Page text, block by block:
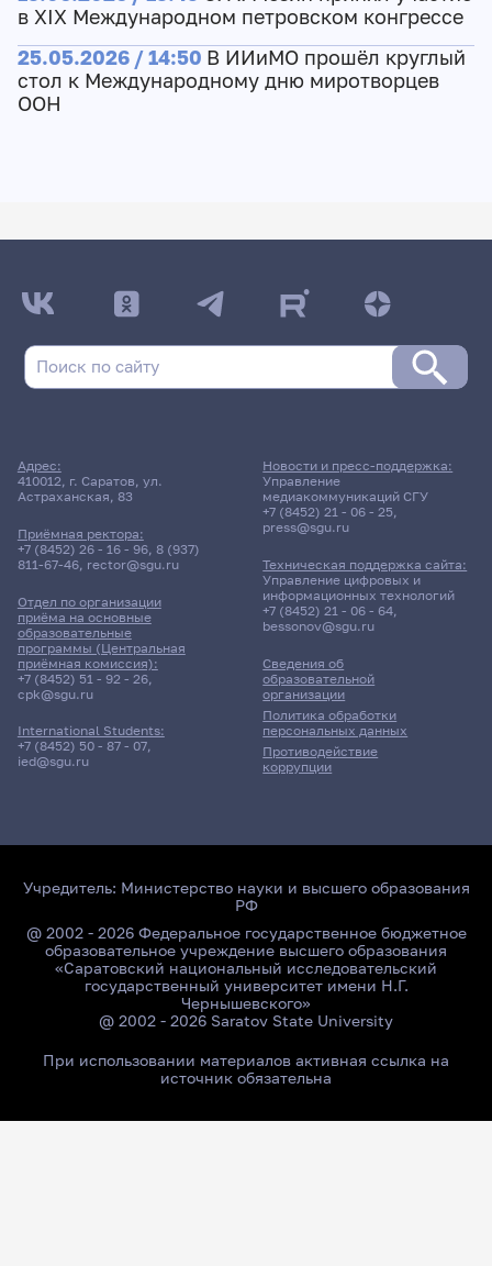
в XIX Международном петровском конгрессе
25.05.2026 / 14:50 В ИИиМО прошёл круглый
стол к Международному дню миротворцев
ООН
Адрес:
410012, г. Саратов, ул.
Астраханская, 83
Приёмная ректора:
+7 (8452) 26 - 16 - 96, 8 (937)
811-67-46, rector@sgu.ru
Отдел по организации
приёма на основные
образовательные
программы (Центральная
приёмная комиссия):
+7 (8452) 51 - 92 - 26,
cpk@sgu.ru
International Students:
+7 (8452) 50 - 87 - 07,
ied@sgu.ru
Сведения об
образовательной
организации
Политика обработки
персональных данных
Противодействие
коррупции
Новости и пресс-поддержка:
Управление
медиакоммуникаций СГУ
+7 (8452) 21 - 06 - 25,
press@sgu.ru
Техническая поддержка сайта:
Управление цифровых и
информационных технологий
+7 (8452) 21 - 06 - 64,
bessonov@sgu.ru
Учредитель: Министерство науки и высшего образования
РФ
@ 2002 - 2026 Федеральное государственное бюджетное
образовательное учреждение высшего образования
«Саратовский национальный исследовательский
государственный университет имени Н.Г.
Чернышевского»
@ 2002 - 2026 Saratov State University
При использовании материалов активная ссылка на
источник обязательна